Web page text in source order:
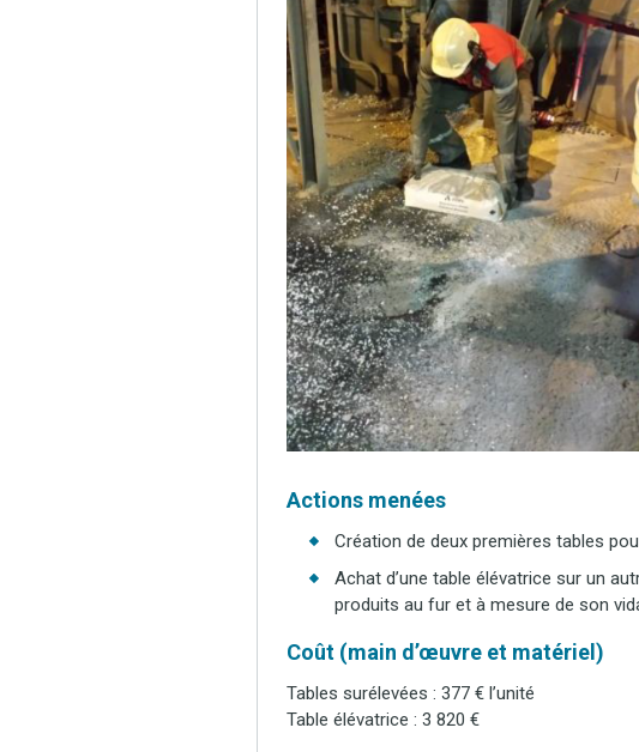
Actions menées
Création de deux premières tables
Achat d’une table élévatrice sur un
produits au fur et à mesure de son
Coût (main d’œuvre et matériel)
Tables surélevées : 377 € l’unité
Table élévatrice : 3 820 €